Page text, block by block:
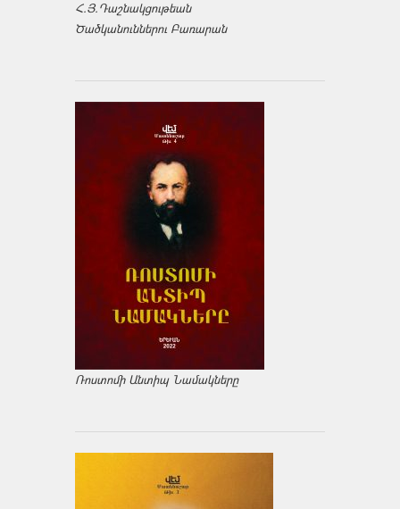
Հ.Յ.Դաշնակցութեան
Ծածկանուններու Բառարան
Ռոստոմի Անտիպ Նամակները